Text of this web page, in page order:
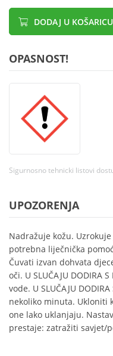
DODAJ U KOŠARICU
OPASNOST!
Sigurnosno tehnicki listovi
UPOZORENJA
Nadražuje kožu.
potrebna liječnička
Čuvati izvan dohvata
oči. U SLUČAJU DODIRA
vode. U SLUČAJU
nekoliko minuta. Ukloniti
one lako uklanjaju.
prestaje: zatražiti savjet/